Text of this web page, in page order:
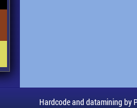
Hardcode and datamining by